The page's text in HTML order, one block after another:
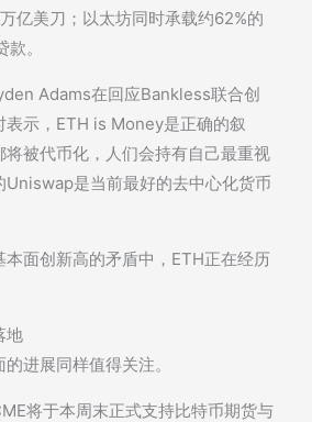
亿美刀；以太坊同时承载约62%的
。
Adams在回应Bankless联合创
表示，ETH is Money是正确的叙
被代币化，人们会持有自己最重视
Uniswap是当前最好的去中心化货币
面创新高的矛盾中，ETH正在经历
地
进展同样值得关注。
将于本周末正式支持比特币期货与